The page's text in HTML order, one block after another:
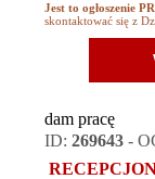
Jest to ogłoszenie
skontaktować się z
dam pracę
ID: 269643-